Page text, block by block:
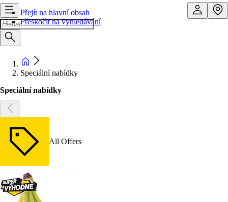
Přejít na hlavní obsah
Přeskočit na vyhledávání
Speciální nabídky
Speciální nabídky
All Offers